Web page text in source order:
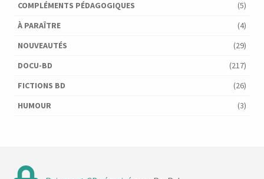
COMPLÉMENTS PÉDAGOGIQUES
(5)
À PARAÎTRE
(4)
NOUVEAUTÉS
(29)
DOCU-BD
(217)
FICTIONS BD
(26)
HUMOUR
(3)